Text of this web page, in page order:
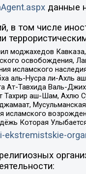
данные
в том числе
освобождения,
исламского
аль-Нусра ли-Ахль
Тавхида Валь-
аш-Шам, Ахлю
исламского
Которая